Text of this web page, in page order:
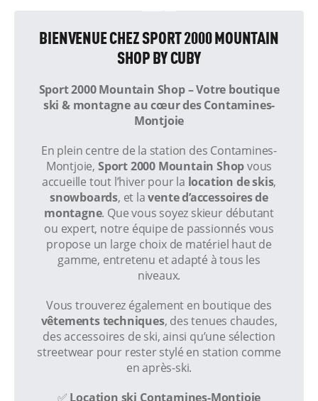
BIENVENUE CHEZ SPORT 2000 MOUNTAIN
SHOP BY CUBY
Sport 2000 Mountain Shop – Votre boutique
ski & montagne au cœur des Contamines-
Montjoie
En plein centre de la station des Contamines-
Montjoie, Sport 2000 Mountain Shopvous
accueille tout l’hiver pour la location de skis,
snowboards, et lavente d’accessoires de
montagne. Que vous soyez skieur débutant
ou expert, notre équipe de passionnés vous
propose un large choix de matériel haut de
gamme, entretenu et adapté à tous les
niveaux.
Vous trouverez également en boutique des
vêtements techniques, des tenues chaudes,
des accessoires de ski, ainsi qu’une sélection
streetwear pour rester stylé en station comme
en après-ski.
✅ Location ski Contamines-Montjoie